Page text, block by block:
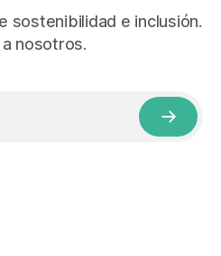
sostenibilidad e inclusión.
nosotros.